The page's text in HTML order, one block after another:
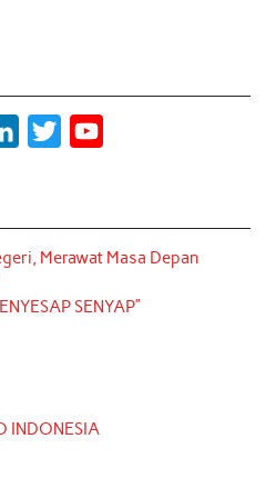
k
e
d
t
t
e
T
u
b
Merawat Masa Depan
SENYAP”
INDONESIA